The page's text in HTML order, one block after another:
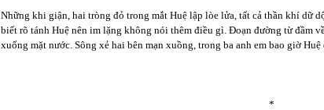
Những khi giận, hai tròng đỏ trong mắt Huệ lập lòe lửa, tất cả thần khí dữ
biết rõ tánh Huệ nên im lặng không nói thêm điều gì. Đoạn đường từ đầm
xuống mặt nước. Sông xẻ hai bên mạn xuồng, trong ba anh em bao giờ
*